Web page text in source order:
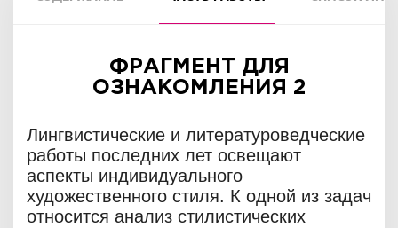
ФРАГМЕНТ ДЛЯ
ОЗНАКОМЛЕНИЯ 2
Лингвистические и литературоведческие
работы последних лет освещают
аспекты индивидуального
художественного стиля. К одной из задач
относится анализ стилистических